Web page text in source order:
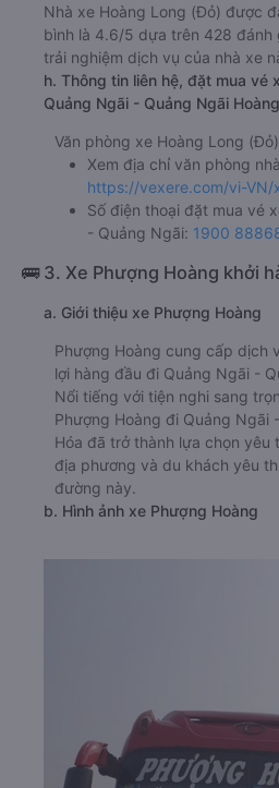
Nhà xe Hoàng Long (Đỏ) được
bình là 4.6/5 dựa trên 428 đánh
trải nghiệm dịch vụ của nhà xe
h. Thông tin liên hệ, đặt mua vé
Quảng Ngãi - Quảng Ngãi
Văn phòng xe Hoàng Long
Xem địa chỉ văn phòng
https://vexere.com/vi-
Số điện thoại đặt mua vé
- Quảng Ngãi: 1900
🚌 3. Xe Phượng Hoàng khởi
a. Giới thiệu xe Phượng Hoàng
Phượng Hoàng cung cấp dịch
lợi hàng đầu đi Quảng Ngãi -
Nổi tiếng với tiện nghi sang
Phượng Hoàng đi Quảng Ngãi
Hóa đã trở thành lựa chọn yêu
địa phương và du khách yêu
đường này.
b. Hình ảnh xe Phượng Hoàng